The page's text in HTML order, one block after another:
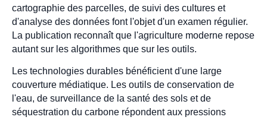
cartographie des parcelles, de suivi des cultures et
d'analyse des données font l'objet d'un examen régulier.
La publication reconnaît que l'agriculture moderne repose
autant sur les algorithmes que sur les outils.
Les technologies durables bénéficient d'une large
couverture médiatique. Les outils de conservation de
l'eau, de surveillance de la santé des sols et de
séquestration du carbone répondent aux pressions